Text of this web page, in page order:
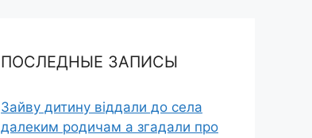
ПОСЛЕДНЫЕ ЗАПИСЫ
Зайву дитину віддали до села
далеким родичам а згадали про